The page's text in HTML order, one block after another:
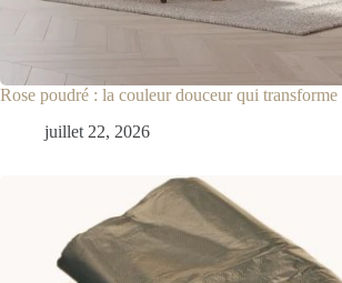
Rose poudré : la couleur douceur qui
juillet 22, 2026